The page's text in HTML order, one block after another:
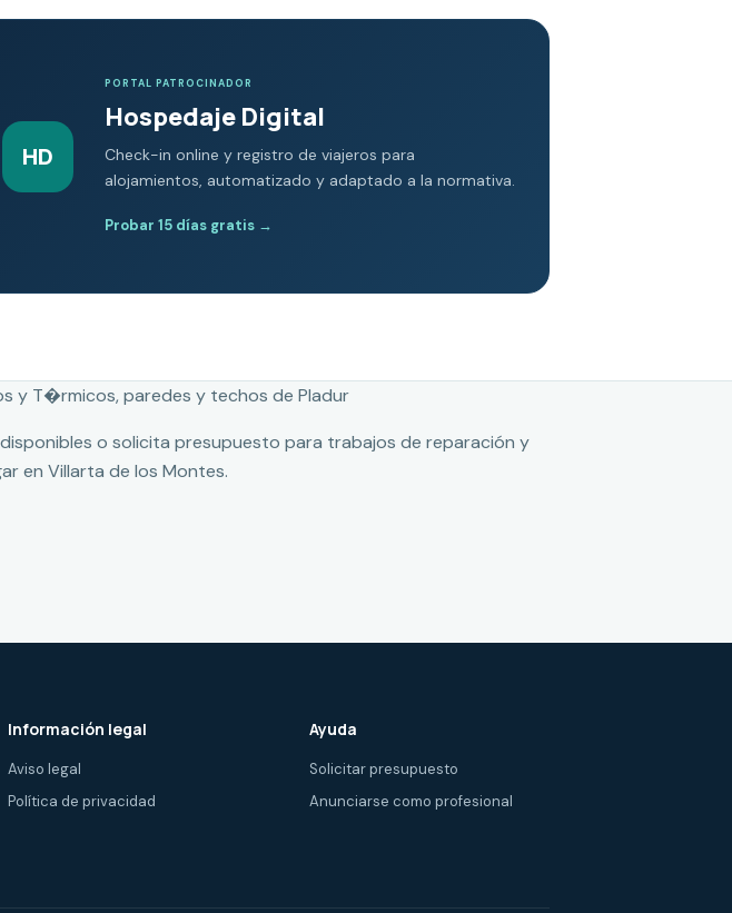
HD
PORTAL PATROCINADOR
Hospedaje Digital
Check-in online y registro de viajeros para
alojamientos, automatizado y adaptado a la normativa.
Probar 15 días gratis →
y T�rmicos, paredes y techos de Pladur
o solicita presupuesto para trabajos de reparación y
en Villarta de los Montes.
Información legal
Aviso legal
Política de privacidad
Ayuda
Solicitar presupuesto
Anunciarse como profesional